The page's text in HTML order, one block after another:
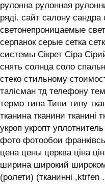
рулонна рулонная
ряді. сайт салону сандра
светонепроницаемые
серпанок серые сетка
системы ‎Сікрет Сіра
снять солнца соло
стеко стильному
талісман тд телефону
термо типа Типи типу
тканина тканини тканині
укроп укропт
фото фотообои
цена цены церква ціна
ширина широкий
(ролети) (тканинні